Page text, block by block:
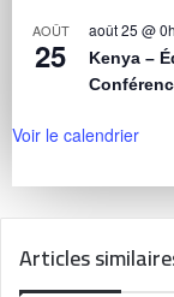
AOÛT
25
août 25 @
Kenya –
Voir le calendrier
Articles